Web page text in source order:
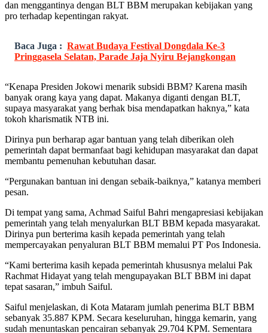
dan menggantinya dengan BLT BBM merupakan kebijakan yang
pro terhadap kepentingan rakyat.
Baca Juga : Rawat Budaya Festival Dongdala Ke-3
Pringgasela Selatan, Parade Jaja Nyiru Bejangkongan
“Kenapa Presiden Jokowi menarik subsidi BBM? Karena masih
banyak orang kaya yang dapat. Makanya diganti dengan BLT,
supaya masyarakat yang berhak bisa mendapatkan haknya,” kata
tokoh kharismatik NTB ini.
Dirinya pun berharap agar bantuan yang telah diberikan oleh
pemerintah dapat bermanfaat bagi kehidupan masyarakat dan dapat
membantu pemenuhan kebutuhan dasar.
“Pergunakan bantuan ini dengan sebaik-baiknya,” katanya memberi
pesan.
Di tempat yang sama, Achmad Saiful Bahri mengapresiasi kebijakan
pemerintah yang telah menyalurkan BLT BBM kepada masyarakat.
Dirinya pun berterima kasih kepada pemerintah yang telah
mempercayakan penyaluran BLT BBM memalui PT Pos Indonesia.
“Kami berterima kasih kepada pemerintah khususnya melalui Pak
Rachmat Hidayat yang telah mengupayakan BLT BBM ini dapat
tepat sasaran,” imbuh Saiful.
Saiful menjelaskan, di Kota Mataram jumlah penerima BLT BBM
sebanyak 35.887 KPM. Secara keseluruhan, hingga kemarin, yang
sudah menuntaskan pencairan sebanyak 29.704 KPM. Sementara